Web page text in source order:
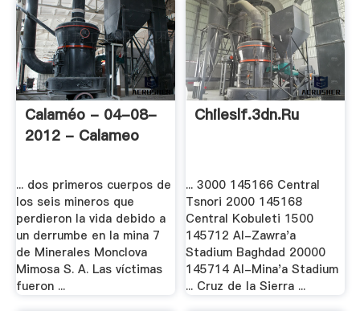
Calaméo - 04-08-
2012 - Calameo
... dos primeros cuerpos de
los seis mineros que
perdieron la vida debido a
un derrumbe en la mina 7
de Minerales Monclova
Mimosa S. A. Las víctimas
fueron ...
Chileslf.3dn.ru
... 3000 145166 Central
Tsnori 2000 145168
Central Kobuleti 1500
145712 Al-Zawra'a
Stadium Baghdad 20000
145714 Al-Mina'a Stadium
... Cruz de la Sierra ...